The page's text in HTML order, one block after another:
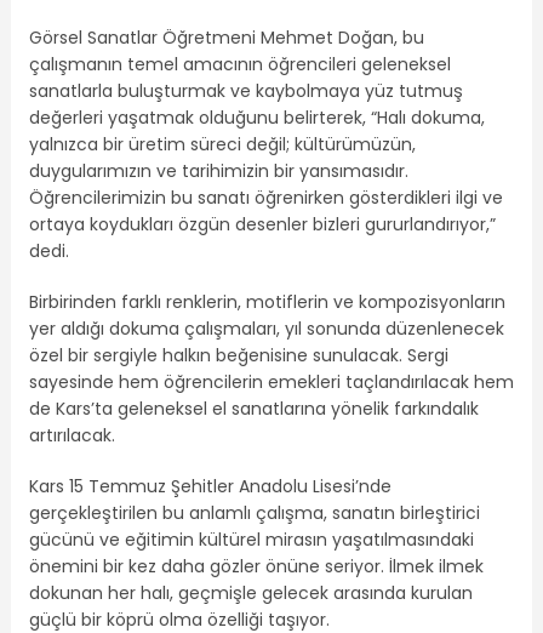
Görsel Sanatlar Öğretmeni Mehmet Doğan, bu
çalışmanın temel amacının öğrencileri geleneksel
sanatlarla buluşturmak ve kaybolmaya yüz tutmuş
değerleri yaşatmak olduğunu belirterek, “Halı dokuma,
yalnızca bir üretim süreci değil; kültürümüzün,
duygularımızın ve tarihimizin bir yansımasıdır.
Öğrencilerimizin bu sanatı öğrenirken gösterdikleri ilgi ve
ortaya koydukları özgün desenler bizleri gururlandırıyor,”
dedi.
Birbirinden farklı renklerin, motiflerin ve kompozisyonların
yer aldığı dokuma çalışmaları, yıl sonunda düzenlenecek
özel bir sergiyle halkın beğenisine sunulacak. Sergi
sayesinde hem öğrencilerin emekleri taçlandırılacak hem
de Kars’ta geleneksel el sanatlarına yönelik farkındalık
artırılacak.
Kars 15 Temmuz Şehitler Anadolu Lisesi’nde
gerçekleştirilen bu anlamlı çalışma, sanatın birleştirici
gücünü ve eğitimin kültürel mirasın yaşatılmasındaki
önemini bir kez daha gözler önüne seriyor. İlmek ilmek
dokunan her halı, geçmişle gelecek arasında kurulan
güçlü bir köprü olma özelliği taşıyor.